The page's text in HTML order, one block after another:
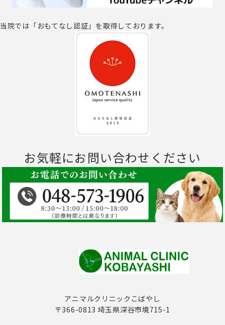
当院では「おもてなし認証」を取得しております。
お気軽にお問い合わせください
アニマルクリニックこばやし
〒366-0813 埼玉県深谷市境715-1